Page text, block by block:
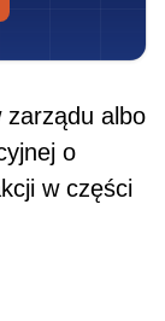
zarządu albo
o
w części